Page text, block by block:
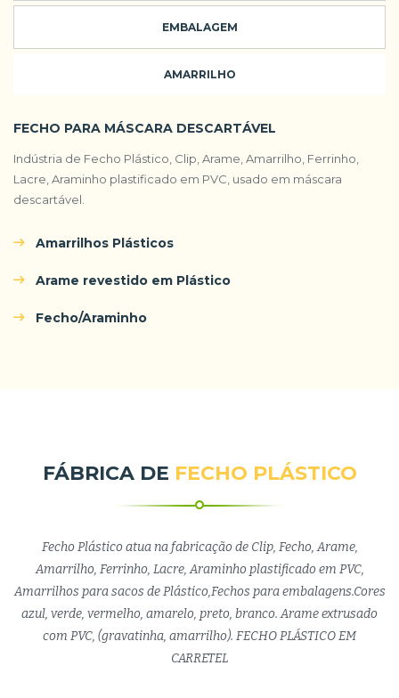
EMBALAGEM
AMARRILHO
FECHO PARA MÁSCARA DESCARTÁVEL
Indústria de Fecho Plástico, Clip, Arame, Amarrilho, Ferrinho,
Lacre, Araminho plastificado em PVC, usado em máscara
descartável.
Amarrilhos Plásticos
Arame revestido em Plástico
Fecho/Araminho
FÁBRICA DE FECHO PLÁSTICO
Fecho Plástico atua na fabricação de Clip, Fecho, Arame,
Amarrilho, Ferrinho, Lacre, Araminho plastificado em PVC,
Amarrilhos para sacos de Plástico,Fechos para embalagens.Cores
azul, verde, vermelho, amarelo, preto, branco. Arame extrusado
com PVC, (gravatinha, amarrilho). FECHO PLÁSTICO EM
CARRETEL